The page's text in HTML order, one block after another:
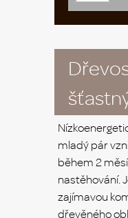
mladý pár
během 2
nastěhování.
zajímavou
dřevěného